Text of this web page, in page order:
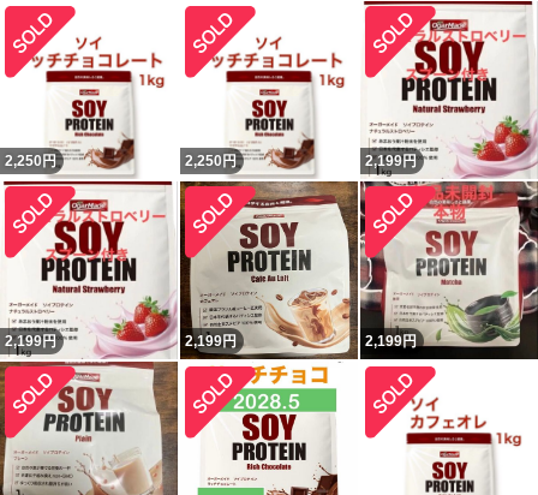
2,250 円 2,250 円 2,199円
2,199円 2,199円 2,199円